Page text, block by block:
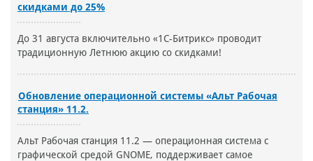
скидками до 25%
До 31 августа включительно «1С-Битрикс» проводит
традиционную Летнюю акцию со скидками!
Обновление операционной системы «Альт Рабочая
станция» 11.2.
Альт Рабочая станция 11.2 — операционная система с
графической средой GNOME, поддерживает самое